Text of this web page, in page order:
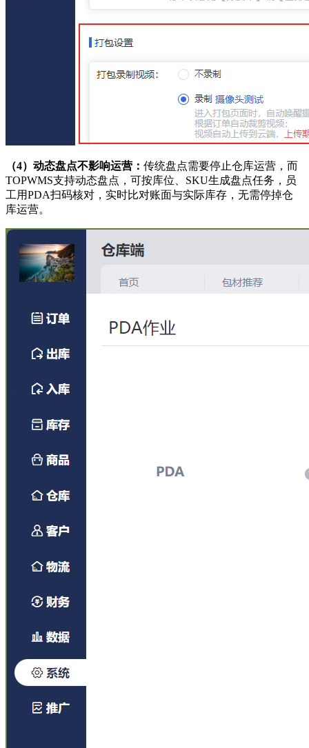
（4） 动态盘点不影响运营： 传统盘点需要停止仓库运营，而
TOPWMS支持动态盘点，可按库位、SKU生成盘点任务，员
工用PDA扫码核对，实时比对账面与实际库存，无需停掉仓
库运营。